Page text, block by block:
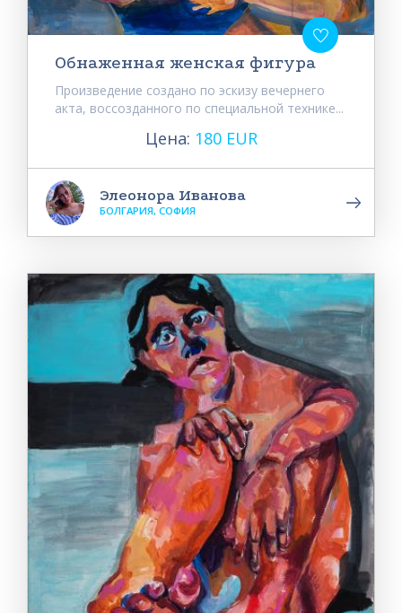
Обнаженная женская фигура
Произведение создано по эскизу вечернего
акта, воссозданного по специальной технике...
Цена: 180 EUR
Элеонора Иванова
БОЛГАРИЯ, СОФИЯ